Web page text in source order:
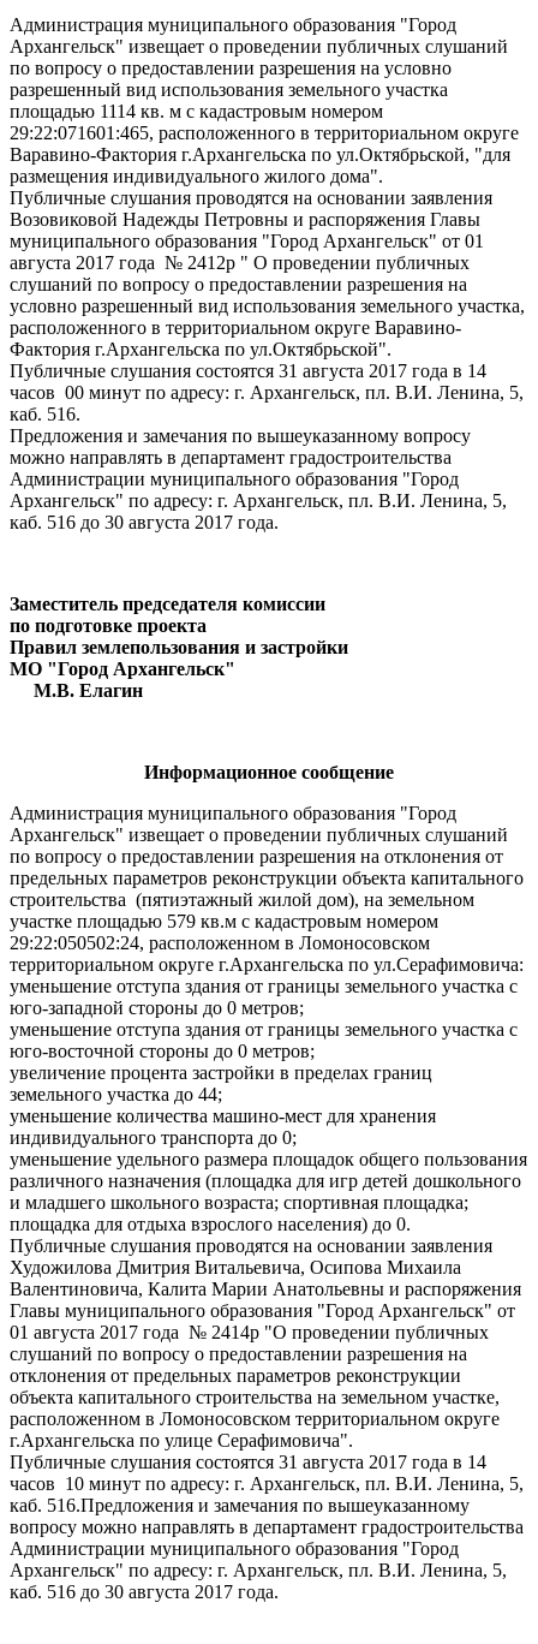
Администрация муниципального образования "Город
Архангельск" извещает о проведении публичных слушаний
по вопросу о предоставлении разрешения на условно
разрешенный вид использования земельного участка
площадью 1114 кв. м с кадастровым номером
29:22:071601:465, расположенного в территориальном округе
Варавино-Фактория г.Архангельска по ул.Октябрьской, "для
размещения индивидуального жилого дома".
Публичные слушания проводятся на основании заявления
Возовиковой Надежды Петровны и распоряжения Главы
муниципального образования "Город Архангельск" от 01
августа 2017 года № 2412р " О проведении публичных
слушаний по вопросу о предоставлении разрешения на
условно разрешенный вид использования земельного участка,
расположенного в территориальном округе Варавино-
Фактория г.Архангельска по ул.Октябрьской".
Публичные слушания состоятся 31 августа 2017 года в 14
часов 00 минут по адресу: г. Архангельск, пл. В.И. Ленина, 5,
каб. 516.
Предложения и замечания по вышеуказанному вопросу
можно направлять в департамент градостроительства
Администрации муниципального образования "Город
Архангельск" по адресу: г. Архангельск, пл. В.И. Ленина, 5,
каб. 516 до 30 августа 2017 года.
Заместитель председателя комиссии
по подготовке проекта
Правил землепользования и застройки
МО "Город Архангельск"
М.В. Елагин
Информационное сообщение
Администрация муниципального образования "Город
Архангельск" извещает о проведении публичных слушаний
по вопросу о предоставлении разрешения на отклонения от
предельных параметров реконструкции объекта капитального
строительства (пятиэтажный жилой дом), на земельном
участке площадью 579 кв.м с кадастровым номером
29:22:050502:24, расположенном в Ломоносовском
территориальном округе г.Архангельска по ул.Серафимовича:
уменьшение отступа здания от границы земельного участка с
юго-западной стороны до 0 метров;
уменьшение отступа здания от границы земельного участка с
юго-восточной стороны до 0 метров;
увеличение процента застройки в пределах границ
земельного участка до 44;
уменьшение количества машино-мест для хранения
индивидуального транспорта до 0;
уменьшение удельного размера площадок общего пользования
различного назначения (площадка для игр детей дошкольного
и младшего школьного возраста; спортивная площадка;
площадка для отдыха взрослого населения) до 0.
Публичные слушания проводятся на основании заявления
Художилова Дмитрия Витальевича, Осипова Михаила
Валентиновича, Калита Марии Анатольевны и распоряжения
Главы муниципального образования "Город Архангельск" от
01 августа 2017 года № 2414р "О проведении публичных
слушаний по вопросу о предоставлении разрешения на
отклонения от предельных параметров реконструкции
объекта капитального строительства на земельном участке,
расположенном в Ломоносовском территориальном округе
г.Архангельска по улице Серафимовича".
Публичные слушания состоятся 31 августа 2017 года в 14
часов 10 минут по адресу: г. Архангельск, пл. В.И. Ленина, 5,
каб. 516.Предложения и замечания по вышеуказанному
вопросу можно направлять в департамент градостроительства
Администрации муниципального образования "Город
Архангельск" по адресу: г. Архангельск, пл. В.И. Ленина, 5,
каб. 516 до 30 августа 2017 года.